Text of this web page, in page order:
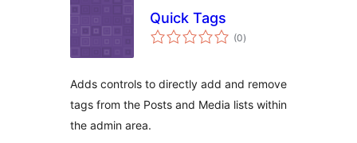
Quick Tags
(0एकूण
मूल्यांकन
)
Adds controls to directly add and remove
tags from the Posts and Media lists within
the admin area.